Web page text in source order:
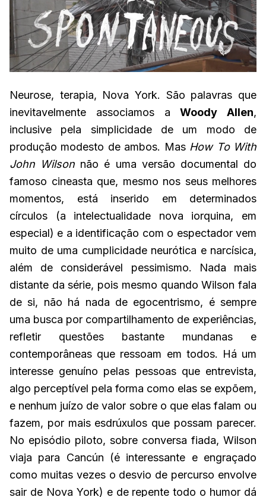
Neurose, terapia, Nova York. São palavras que
inevitavelmente associamos aWoody Allen,
inclusive pela simplicidade de um modo de
produção modesto de ambos. Mas How To With
John Wilson não é uma versão documental do
famoso cineasta que, mesmo nos seus melhores
momentos, está inserido em determinados
círculos (a intelectualidade nova iorquina, em
especial) e a identificação com o espectador vem
muito de uma cumplicidade neurótica e narcísica,
além de considerável pessimismo. Nada mais
distante da série, pois mesmo quando Wilson fala
de si, não há nada de egocentrismo, é sempre
uma busca por compartilhamento de experiências,
refletir questões bastante mundanas e
contemporâneas que ressoam em todos. Há um
interesse genuíno pelas pessoas que entrevista,
algo perceptível pela forma como elas se expõem,
e nenhum juízo de valor sobre o que elas falam ou
fazem, por mais esdrúxulos que possam parecer.
No episódio piloto, sobre conversa fiada, Wilson
viaja para Cancún (é interessante e engraçado
como muitas vezes o desvio de percurso envolve
sair de Nova York) e de repente todo o humor dá